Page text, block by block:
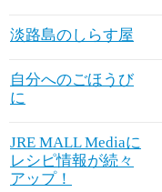
淡路島のしらす屋
自分へのごほうび
に
JRE MALL Mediaに
レシピ情報が続々
アップ！